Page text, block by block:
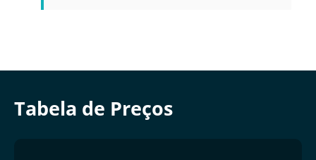
Tabela de Preços